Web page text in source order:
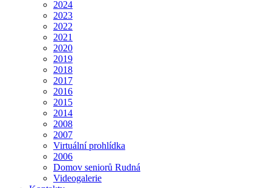
2024
2023
2022
2021
2020
2019
2018
2017
2016
2015
2014
2008
2007
Virtuální prohlídka
2006
Domov seniorů Rudná
Videogalerie